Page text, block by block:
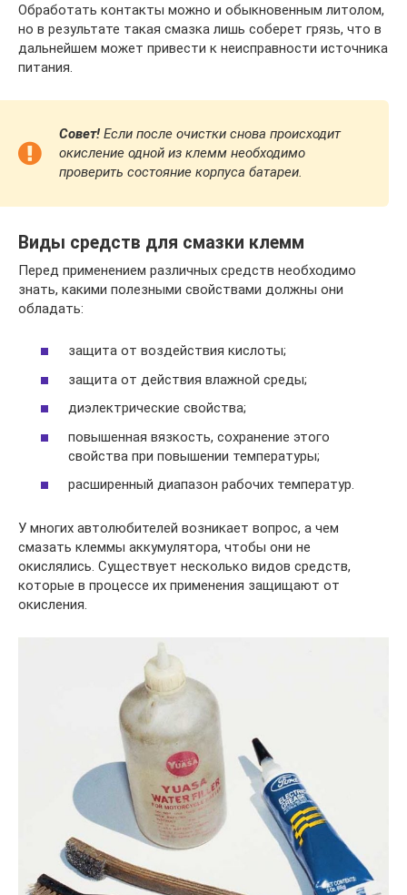
Обработать контакты можно и обыкновенным литолом,
но в результате такая смазка лишь соберет грязь, что в
дальнейшем может привести к неисправности источника
питания.
Совет! Если после очистки снова происходит
окисление одной из клемм необходимо
проверить состояние корпуса батареи.
Виды средств для смазки клемм
Перед применением различных средств необходимо
знать, какими полезными свойствами должны они
обладать:
защита от воздействия кислоты;
защита от действия влажной среды;
диэлектрические свойства;
повышенная вязкость, сохранение этого
свойства при повышении температуры;
расширенный диапазон рабочих температур.
У многих автолюбителей возникает вопрос, а чем
смазать клеммы аккумулятора, чтобы они не
окислялись. Существует несколько видов средств,
которые в процессе их применения защищают от
окисления.